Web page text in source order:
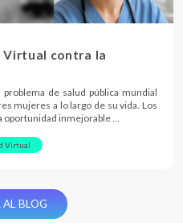
Virtual contra la
de salud pública mundial
mujeres a lo largo de su vida. Los
inmejorable …
Virtual
AL BLOG